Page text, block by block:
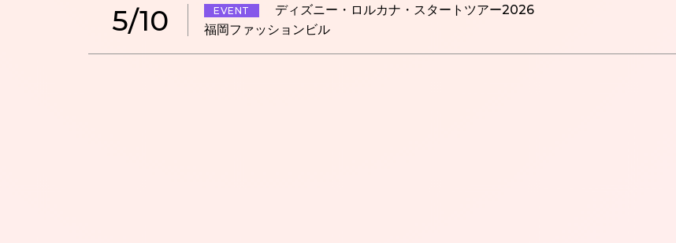
5/10 EVENT
ディズニー・ロルカナ・スタートツアー2026
福岡ファッションビル